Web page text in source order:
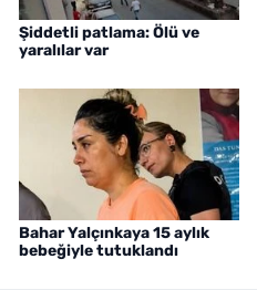
Şiddetli patlama: Ölü ve
yaralılar var
Bahar Yalçınkaya 15 aylık
bebeğiyle tutuklandı